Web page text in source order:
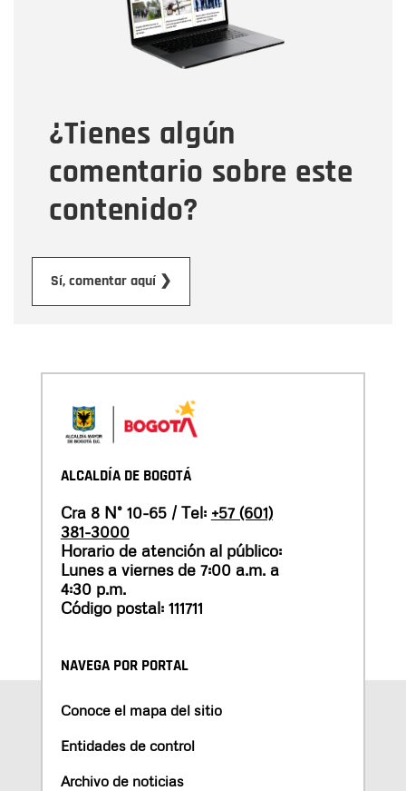
¿Tienes algún
comentario sobre este
contenido?
Sí, comentar aquí ❯
Tipo de comentario
Mensaje
ALCALDÍA DE BOGOTÁ
Cra 8 N° 10-65 / Tel: +57 (601)
381-3000
Horario de atención al público:
Lunes a viernes de 7:00 a.m. a
4:30 p.m.
Código postal: 111711
NAVEGA POR PORTAL
Conoce el mapa del sitio
Entidades de control
Archivo de noticias